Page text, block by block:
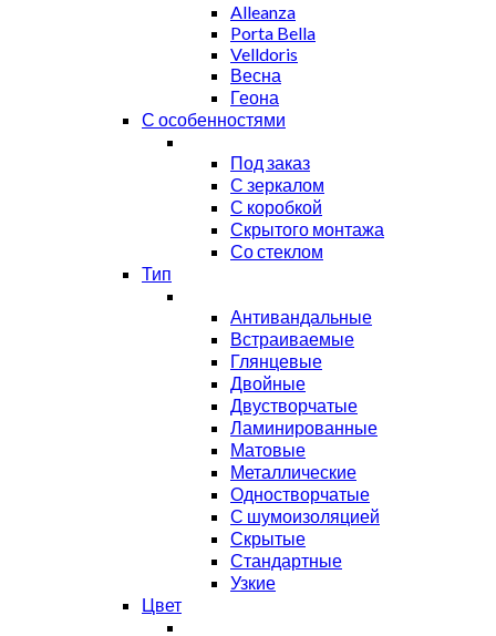
Alleanza
Porta Bella
Velldoris
Весна
Геона
С особенностями
Под заказ
С зеркалом
С коробкой
Скрытого монтажа
Со стеклом
Тип
Антивандальные
Встраиваемые
Глянцевые
Двойные
Двустворчатые
Ламинированные
Матовые
Металлические
Одностворчатые
С шумоизоляцией
Скрытые
Стандартные
Узкие
Цвет